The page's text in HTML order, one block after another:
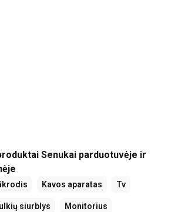
Senukai parduotuvėje ir
Kavos aparatas Tv
siurblys Monitorius